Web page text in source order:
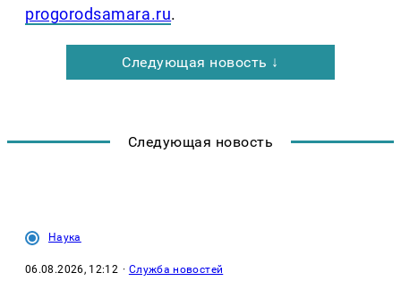
progorodsamara.ru.
Следующая новость ↓
Следующая новость
Наука
06.08.2026, 12:12 · Служба новостей